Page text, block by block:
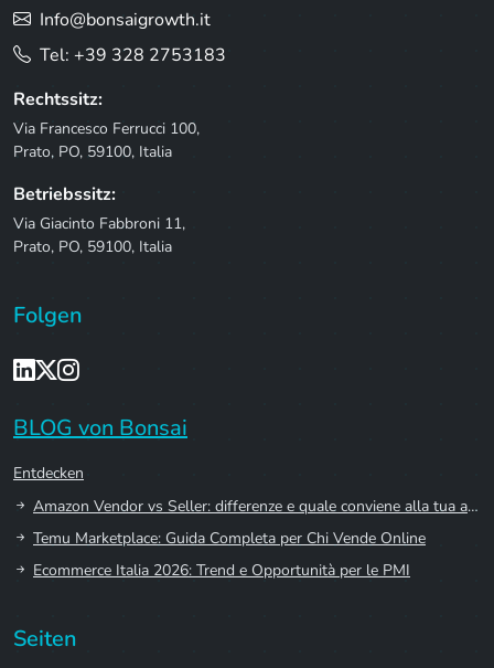
Info@bonsaigrowth.it
Tel: +39 328 2753183
Rechtssitz:
Via Francesco Ferrucci 100,
Prato, PO, 59100, Italia
Betriebssitz:
Via Giacinto Fabbroni 11,
Prato, PO, 59100, Italia
Folgen
BLOG von Bonsai
Entdecken
Amazon Vendor vs Seller: differenze e quale conviene alla tua azienda
Temu Marketplace: Guida Completa per Chi Vende Online
Ecommerce Italia 2026: Trend e Opportunità per le PMI
Seiten